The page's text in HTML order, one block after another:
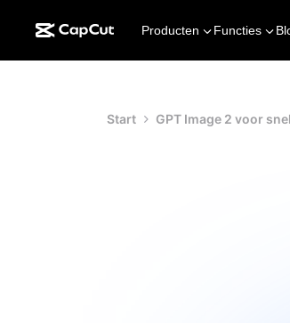
Producten Functies
Start GPT Image 2 voor